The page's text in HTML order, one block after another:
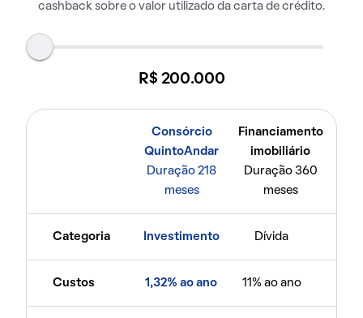
cashback sobre o valor utilizado da carta de crédito.
R$ 200.000
Consórcio
QuintoAndar
Duração 218
meses
Financiamento
imobiliário
Duração 360
meses
Categoria Investimento Dívida
Custos 1,32% ao ano 11% ao ano